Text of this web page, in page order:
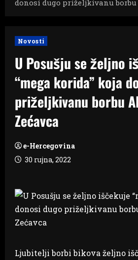
donosi dugo priželjkivanu borbu
Novosti
U Posušju se željno
“mega korida” koja
priželjkivanu borbu
Zećavca
e-Hercegovina
30 rujna, 2022
Ljubitelji borbi bikova željno